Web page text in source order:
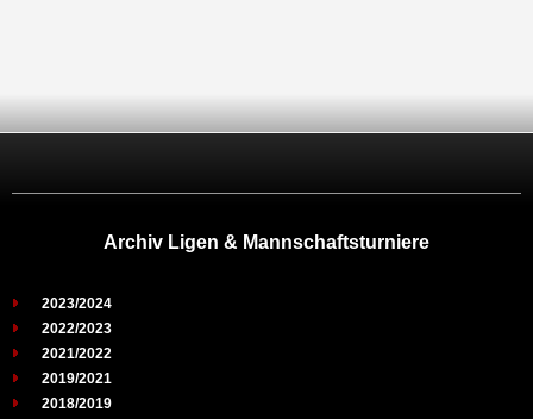
Archiv Ligen & Mannschaftsturniere
2023/2024
2022/2023
2021/2022
2019/2021
2018/2019